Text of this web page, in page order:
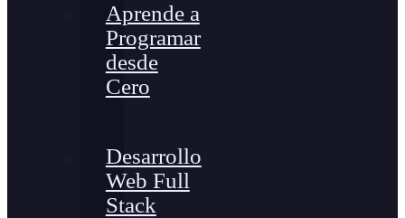
Aprende a
Programar
desde
Cero
Desarrollo
Web Full
Stack